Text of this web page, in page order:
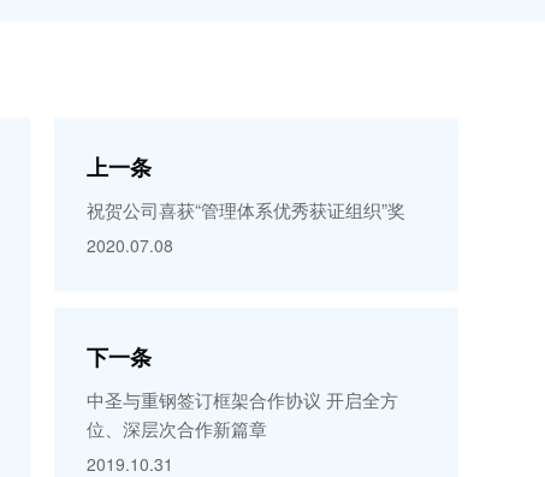
上一条
祝贺公司喜获“管理体系优秀获证组织”奖
2020.07.08
下一条
中圣与重钢签订框架合作协议 开启全方
位、深层次合作新篇章
2019.10.31